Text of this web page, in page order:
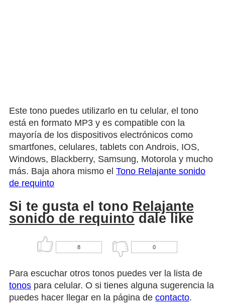
Este tono puedes utilizarlo en tu celular, el tono
está en formato MP3 y es compatible con la
mayoría de los dispositivos electrónicos como
smartfones, celulares, tablets con Androis, IOS,
Windows, Blackberry, Samsung, Motorola y mucho
más. Baja ahora mismo el Tono Relajante sonido
de requinto
Si te gusta el tono Relajante
sonido de requinto dale like
8 0
Para escuchar otros tonos puedes ver la lista de
tonos para celular. O si tienes alguna sugerencia la
puedes hacer llegar en la página de contacto.